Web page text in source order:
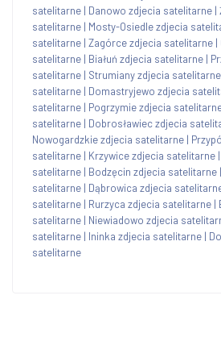
satelitarne | Danowo zdjecia satelitarne |
satelitarne | Mosty-Osiedle zdjecia
satelitarne | Zagórce zdjecia satelitarne |
satelitarne | Białuń zdjecia satelitarne |
satelitarne | Strumiany zdjecia satelitarne
satelitarne | Domastryjewo zdjecia
satelitarne | Pogrzymie zdjecia
satelitarne | Dobrosławiec zdjecia
Nowogardzkie zdjecia satelitarne |
satelitarne | Krzywice zdjecia satelitarne |
satelitarne | Bodzęcin zdjecia satelitarne |
satelitarne | Dąbrowica zdjecia
satelitarne | Rurzyca zdjecia satelitarne |
satelitarne | Niewiadowo zdjecia
satelitarne | Ininka zdjecia satelitarne |
satelitarne